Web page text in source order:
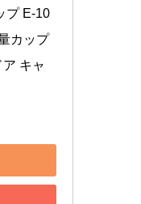
プ E-10
カップ
キャ